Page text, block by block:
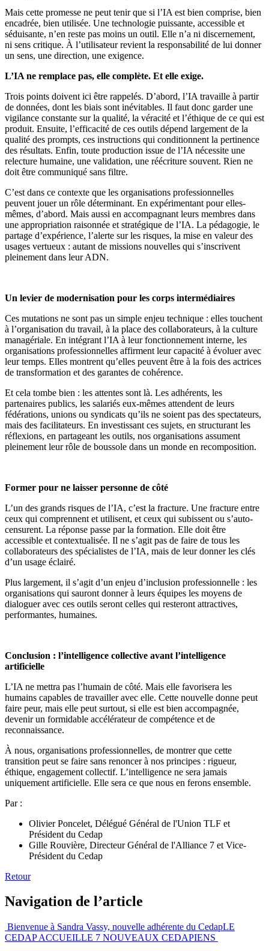
Mais cette promesse ne peut tenir que si l’IA est bien comprise, bien
encadrée, bien utilisée. Une technologie puissante, accessible et
séduisante, n’en reste pas moins un outil. Elle n’a ni discernement,
ni sens critique. À l’utilisateur revient la responsabilité de lui donner
un sens, une direction, une exigence.
L’IA ne remplace pas, elle complète. Et elle exige.
Trois points doivent ici être rappelés. D’abord, l’IA travaille à partir
de données, dont les biais sont inévitables. Il faut donc garder une
vigilance constante sur la qualité, la véracité et l’éthique de ce qui est
produit. Ensuite, l’efficacité de ces outils dépend largement de la
qualité des prompts, ces instructions qui conditionnent la pertinence
des résultats. Enfin, toute production issue de l’IA nécessite une
relecture humaine, une validation, une réécriture souvent. Rien ne
doit être communiqué sans filtre.
C’est dans ce contexte que les organisations professionnelles
peuvent jouer un rôle déterminant. En expérimentant pour elles-
mêmes, d’abord. Mais aussi en accompagnant leurs membres dans
une appropriation raisonnée et stratégique de l’IA. La pédagogie, le
partage d’expérience, l’alerte sur les risques, la mise en valeur des
usages vertueux : autant de missions nouvelles qui s’inscrivent
pleinement dans leur ADN.
Un levier de modernisation pour les corps intermédiaires
Ces mutations ne sont pas un simple enjeu technique : elles touchent
à l’organisation du travail, à la place des collaborateurs, à la culture
managériale. En intégrant l’IA à leur fonctionnement interne, les
organisations professionnelles affirment leur capacité à évoluer avec
leur temps. Elles montrent qu’elles peuvent être à la fois des actrices
de transformation et des garantes de cohérence.
Et cela tombe bien : les attentes sont là. Les adhérents, les
partenaires publics, les salariés eux-mêmes attendent de leurs
fédérations, unions ou syndicats qu’ils ne soient pas des spectateurs,
mais des facilitateurs. En investissant ces sujets, en structurant les
réflexions, en partageant les outils, nos organisations assument
pleinement leur rôle de boussole dans un monde en recomposition.
Former pour ne laisser personne de côté
L’un des grands risques de l’IA, c’est la fracture. Une fracture entre
ceux qui comprennent et utilisent, et ceux qui subissent ou s’auto-
censurent. La réponse passe par la formation. Elle doit être
accessible et contextualisée. Il ne s’agit pas de faire de tous les
collaborateurs des spécialistes de l’IA, mais de leur donner les clés
d’un usage éclairé.
Plus largement, il s’agit d’un enjeu d’inclusion professionnelle : les
organisations qui sauront donner à leurs équipes les moyens de
dialoguer avec ces outils seront celles qui resteront attractives,
performantes, humaines.
Conclusion : l’intelligence collective avant l’intelligence
artificielle
L’IA ne mettra pas l’humain de côté. Mais elle favorisera les
humains capables de travailler avec elle. Cette nouvelle donne peut
faire peur, mais elle peut surtout, si elle est bien accompagnée,
devenir un formidable accélérateur de compétence et de
reconnaissance.
À nous, organisations professionnelles, de montrer que cette
transition peut se faire sans renoncer à nos principes : rigueur,
éthique, engagement collectif. L’intelligence ne sera jamais
uniquement artificielle. Elle sera ce que nous en ferons ensemble.
Par :
Olivier Poncelet, Délégué Général de l'Union TLF et
Président du Cedap
Gille Rouvière, Directeur Général de l'Alliance 7 et Vice-
Président du Cedap
Retour
Navigation de l’article
Bienvenue à Sandra Vassy, nouvelle adhérente du CedapLE
CEDAP ACCUEILLE 7 NOUVEAUX CEDAPIENS